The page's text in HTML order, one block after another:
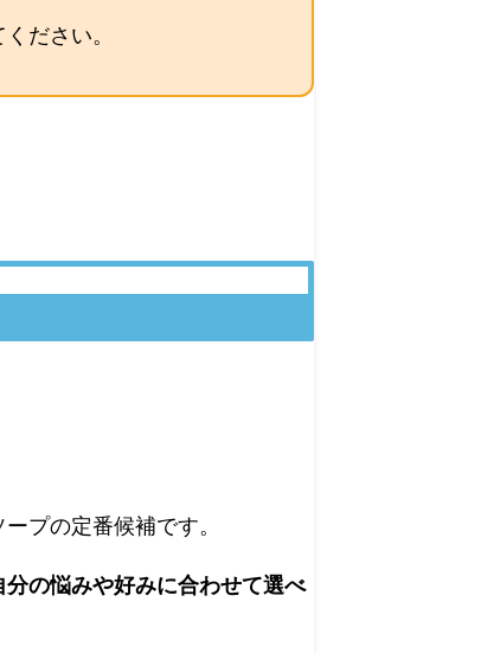
ださい。
プの定番候補です。
分の悩みや好みに合わせて選べ